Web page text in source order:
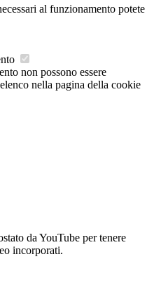
al funzionamento potete
non possono essere
nella pagina della cookie
da YouTube per tenere
incorporati.